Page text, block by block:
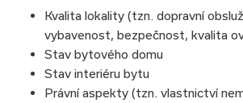
Kvalita lokality (tzn. dopravní
vybavenost, bezpečnost, kvalita
Stav bytového domu
Stav interiéru bytu
Právní aspekty (tzn. vlastnictví